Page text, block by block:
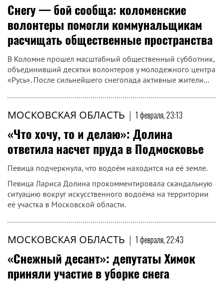
Снегу — бой сообща: коломенские
волонтеры помогли коммунальщикам
расчищать общественные пространства
В Коломне прошел масштабный общественный субботник,
объединивший десятки волонтеров у молодежного центра
«Русь». После сильнейшего снегопада активные жители...
МОСКОВСКАЯ ОБЛАСТЬ | 1 февраля, 23:13
«Что хочу, то и делаю»: Долина
ответила насчет пруда в Подмосковье
Певица подчеркнула, что водоём находится на её земле.
Певица Лариса Долина прокомментировала скандальную
ситуацию вокруг искусственного водоёма на территории
её участка в Московской области.
МОСКОВСКАЯ ОБЛАСТЬ | 1 февраля, 22:43
«Снежный десант»: депутаты Химок
приняли участие в уборке снега